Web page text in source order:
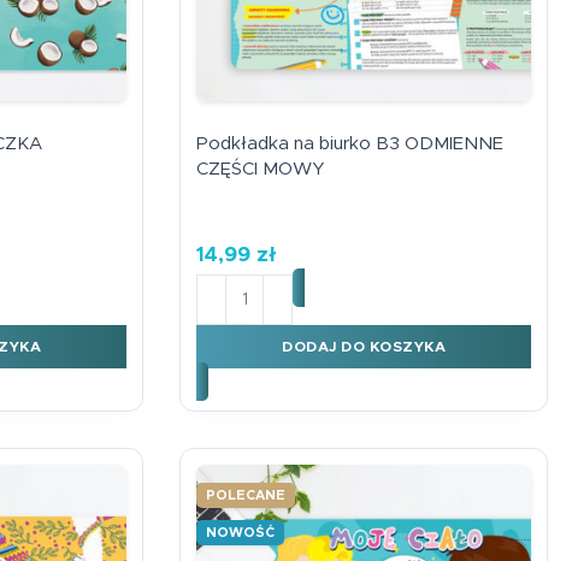
MNOŻENIA KOKOS
Podkładka na biurko B3 ODMIENNE
CZĘŚCI MOWY
14,99 zł
ilość Podkładka na biurko B3
DODAJ DO KOSZYKA
POLECANE
NOWOŚĆ